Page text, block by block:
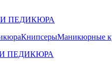
ПЕДИКЮРА
КнипсерыМаникюрные
ПЕДИКЮРА